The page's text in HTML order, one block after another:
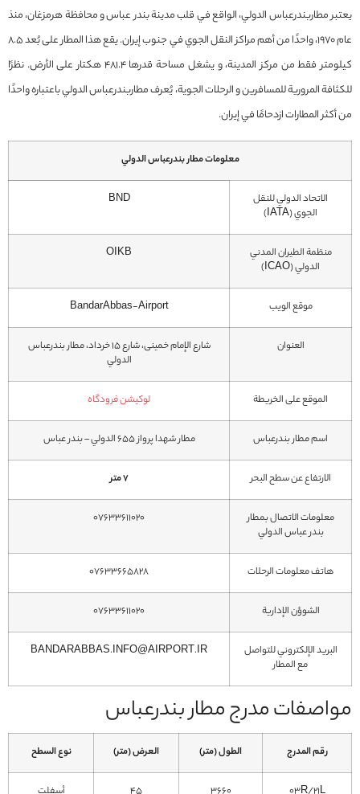
يعتبر مطاربندرعباس الدولي، الواقع في قلب مدينة بندر عباس و محافظة هرمزغان، منذ
عام 1970، واحدًا من أهم مراكز النقل الجوي في جنوب إيران. يقع هذا المطار على بُعد 8.5
كيلومتر فقط من مركز المدينة، و يشغل مساحة قدرها 481.4 هكتار على الأرض. نظرًا
للكثافة المرورية للمسافرين و الرحلات الجوية، يُعرف مطاربندرعباس الدولي باعتباره واحدًا
من أكثر المطارات ازدحامًا في إيران.
معلومات مطار بندرعباس الدولي
الاتحاد الدولي للنقل
الجوي (IATA)
BND
منظمة الطيران المدني
الدولي (ICAO)
OIKB
موقع الويب BandarAbbas-Airport
العنوان
شارع الإمام خمینی، شارع 15 خرداد، مطار بندرعباس
الدولي
الموقع على الخريطة لوکیشن فرودگاه
اسم مطار بندرعباس مطار شهدا پرواز 655 الدولي – بندر عباس
الارتفاع عن سطح البحر 7 متر
معلومات الاتصال بمطار
بندر عباس الدولي
07633611020
هاتف معلومات الرحلات 07633665828
الشوؤن الإدارية 07633611020
البريد الإلكتروني للتواصل
مع المطار
BANDARABBAS.INFO@AIRPORT.IR
مواصفات مدرج مطار بندرعباس
رقم المدرج الطول (متر) العرض (متر) نوع السطح